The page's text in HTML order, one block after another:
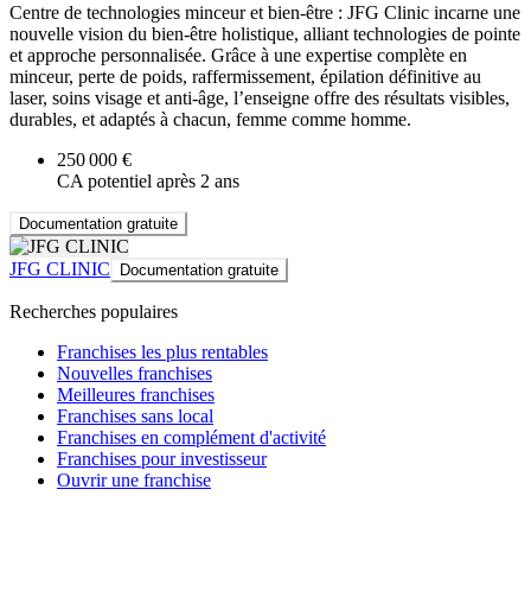
Centre de technologies minceur et bien-être : JFG Clinic incarne une
nouvelle vision du bien-être holistique, alliant technologies de pointe
et approche personnalisée. Grâce à une expertise complète en
minceur, perte de poids, raffermissement, épilation définitive au
laser, soins visage et anti-âge, l’enseigne offre des résultats visibles,
durables, et adaptés à chacun, femme comme homme.
250 000 €
CA potentiel après 2 ans
Documentation gratuite
JFG CLINIC Documentation gratuite
Recherches populaires
Franchises les plus rentables
Nouvelles franchises
Meilleures franchises
Franchises sans local
Franchises en complément d'activité
Franchises pour investisseur
Ouvrir une franchise